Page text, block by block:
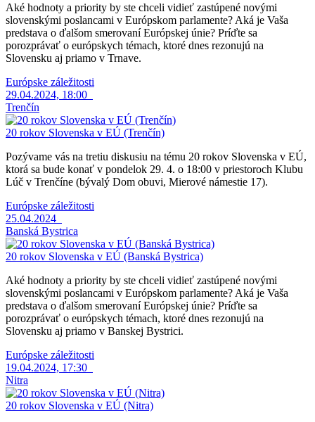
Aké hodnoty a priority by ste chceli vidieť zastúpené novými
slovenskými poslancami v Európskom parlamente? Aká je Vaša
predstava o ďalšom smerovaní Európskej únie? Príďte sa
porozprávať o európskych témach, ktoré dnes rezonujú na
Slovensku aj priamo v Trnave.
Európske záležitosti
29.04.2024, 18:00
Trenčín
20 rokov Slovenska v EÚ (Trenčín)
Pozývame vás na tretiu diskusiu na tému 20 rokov Slovenska v EÚ,
ktorá sa bude konať v pondelok 29. 4. o 18:00 v priestoroch Klubu
Lúč v Trenčíne (bývalý Dom obuvi, Mierové námestie 17).
Európske záležitosti
25.04.2024
Banská Bystrica
20 rokov Slovenska v EÚ (Banská Bystrica)
Aké hodnoty a priority by ste chceli vidieť zastúpené novými
slovenskými poslancami v Európskom parlamente? Aká je Vaša
predstava o ďalšom smerovaní Európskej únie? Príďte sa
porozprávať o európskych témach, ktoré dnes rezonujú na
Slovensku aj priamo v Banskej Bystrici.
Európske záležitosti
19.04.2024, 17:30
Nitra
20 rokov Slovenska v EÚ (Nitra)